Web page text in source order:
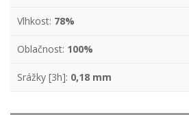
Vlhkost: 78%
Oblačnost: 100%
Srážky [3h]: 0,18 mm